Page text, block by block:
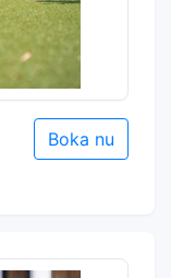
Boka nu